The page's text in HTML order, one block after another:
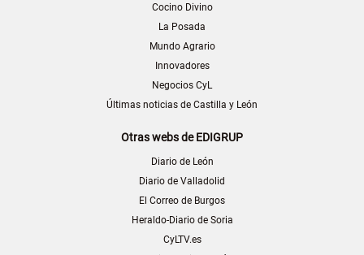
Cocino Divino
La Posada
Mundo Agrario
Innovadores
Negocios CyL
Últimas noticias de Castilla y León
Otras webs de EDIGRUP
Diario de León
Diario de Valladolid
El Correo de Burgos
Heraldo-Diario de Soria
CyLTV.es